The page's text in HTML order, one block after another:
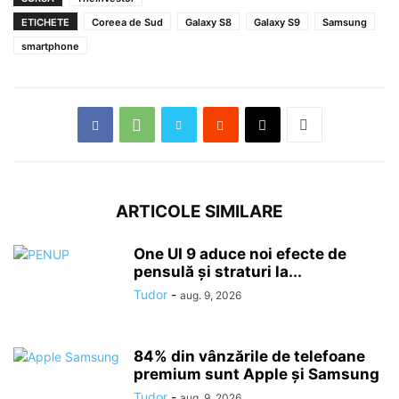
ETICHETE
Coreea de Sud Galaxy S8 Galaxy S9
Samsung
smartphone
ARTICOLE SIMILARE
One UI 9 aduce noi efecte de
pensulă și straturi la...
Tudor - aug. 9, 2026
84% din vânzările de telefoane
premium sunt Apple și Samsung